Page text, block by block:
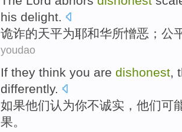
his delight.
诡诈的天平为耶和华所憎恶 ； 公
youdao
If they think you are dishonest,
differently.
如果他们认为你不诚实，他们可
果。